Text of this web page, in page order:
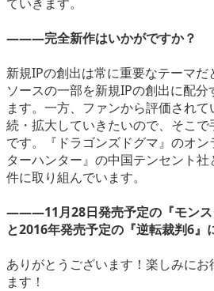
―――完全新作はいかがですか？
新規IPの創出は常に重要なテーマだ
ソースの一部を新規IPの創出に配分
ます。一方、ファンから評価され
続・拡大していきたいので、そこ
です。『ドラゴンズドグマ』のオ
ターハンター』の中国テンセント
件に取り組んでいます。
―――11月28日発売予定の『モンス
と2016年発売予定の『逆転裁判6』
ありがとうございます！楽しみに
ます！